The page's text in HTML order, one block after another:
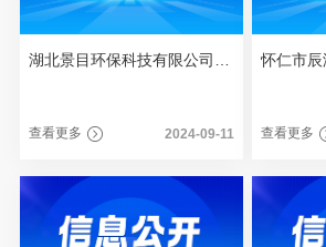
查看更多 2024-09-11 查看更多